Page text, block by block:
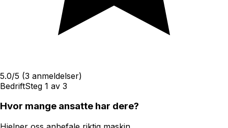
5.0/5 (3 anmeldelser)
BedriftSteg 1 av 3
Hvor mange ansatte har dere?